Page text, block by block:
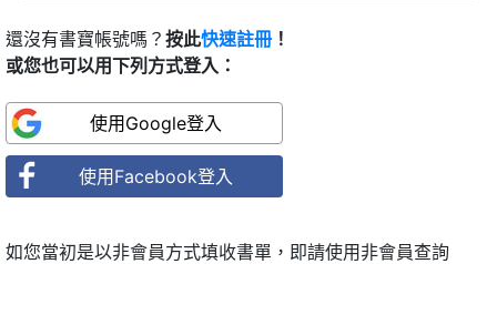
還沒有書寶帳號嗎？ 按此快速註冊 ！
或您也可以用下列方式登入：
如您當初是以非會員方式填收書單，即請使用非會員查詢